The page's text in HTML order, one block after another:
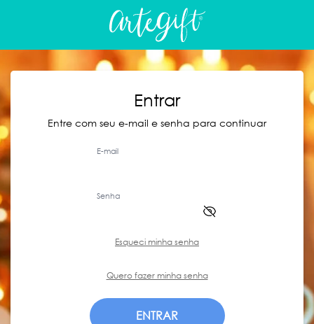
Entrar
Entre com seu e-mail e senha para continuar
E-mail
Senha
Esqueci minha senha
Quero fazer minha senha
ENTRAR